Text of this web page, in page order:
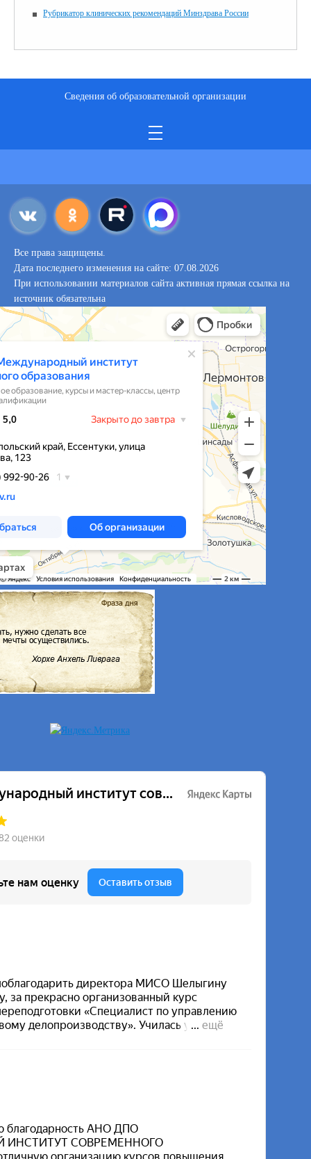
Рубрикатор клинических рекомендаций Минздрава России
Сведения об образовательной организации
Все права защищены.
Дата последнего изменения на сайте: 07.08.2026
При использовании материалов сайта активная прямая ссылка на
источник обязательна